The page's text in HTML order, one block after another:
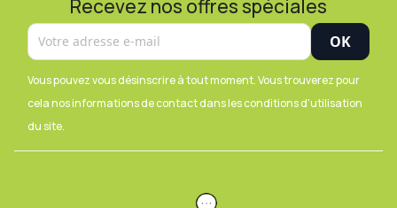
Recevez nos offres spéciales
Vous pouvez vous désinscrire à tout moment. Vous trouverez pour
cela nos informations de contact dans les conditions d'utilisation
du site.